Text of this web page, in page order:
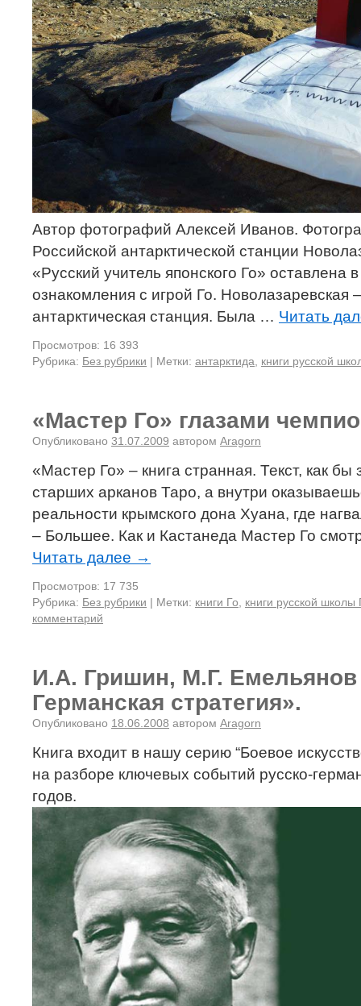
Автор фотографий Алексей Иванов.
Российской антарктической станции
«Русский учитель японского Го» оставлена
ознакомления с игрой Го. Новолазаревская
антарктическая станция. Была … Читать
Просмотров: 16 393
Рубрика: Без рубрики | Метки: антарктида книги русской
«Мастер Го» глазами
Опубликовано 31.07.2009 автором Aragorn
«Мастер Го» – книга странная. Текст, как бы
старших арканов Таро, а внутри
реальности крымского дона Хуана, где
– Большее. Как и Кастанеда Мастер Го
Читать далее →
Просмотров: 17 735
Рубрика: Без рубрики | Метки: книги Го
книги русской школы
комментарий
И.А. Гришин, М.Г. Емельянов
Германская стратегия».
Опубликовано 18.06.2008 автором Aragorn
Книга входит в нашу серию “Боевое
на разборе ключевых событий русско-
годов.